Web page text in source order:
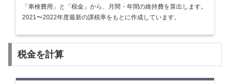
「車検費用」と「税金」から、月間・年間の維持費を算出します。
2021〜2022年度最新の課税率をもとに作成しています。
税金を計算